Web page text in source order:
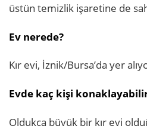
üstün temizlik işaretine de
Ev nerede?
Kır evi, İznik/Bursa’da yer
Evde kaç kişi
Oldukça büyük bir kır evi